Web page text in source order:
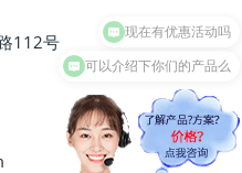
112号